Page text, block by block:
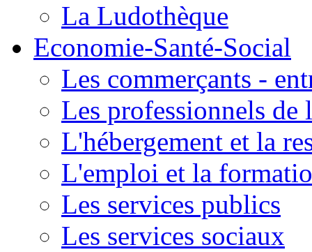
La Ludothèque
Economie-Santé-Social
Les commerçants -
Les professionnels de
L'hébergement et la
L'emploi et la
Les services publics
Les services sociaux